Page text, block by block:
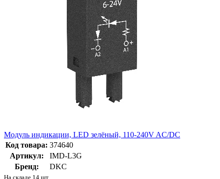
Модуль индикации, LED зелёный, 110-240V AC/DC
Код товара: 374640
Артикул:
IMD-L3G
Бренд:
DKC
На складе 14 шт